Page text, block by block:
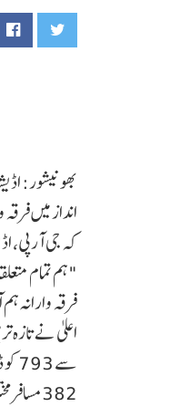
بھونیشور:
انداز میں
کہ جی آرپی،
"ہم تمام
فرقہ وارانہ
سے